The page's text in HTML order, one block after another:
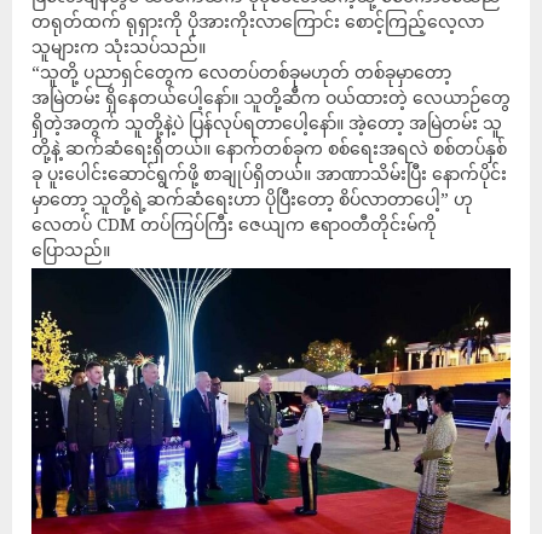
တရုတ်ထက် ရုရှားကို ပိုအားကိုးလာကြောင်း စောင့်ကြည့်လေ့လာ
သူများက သုံးသပ်သည်။
“သူတို့ ပညာရှင်တွေက လေတပ်တစ်ခုမဟုတ် တစ်ခုမှာတော့
အမြဲတမ်း ရှိနေတယ်ပေါ့နော်။ သူတို့ဆီက ဝယ်ထားတဲ့ လေယာဉ်တွေ
ရှိတဲ့အတွက် သူတို့နဲ့ပဲ ပြန်လုပ်ရတာပေါ့နော်။ အဲ့တော့ အမြဲတမ်း သူ
တို့နဲ့ ဆက်ဆံရေးရှိတယ်။ နောက်တစ်ခုက စစ်ရေးအရလဲ စစ်တပ်နှစ်
ခု ပူးပေါင်းဆောင်ရွက်ဖို့ စာချုပ်ရှိတယ်။ အာဏာသိမ်းပြီး နောက်ပိုင်း
မှာတော့ သူတို့ရဲ့ဆက်ဆံရေးဟာ ပိုပြီးတော့ စိပ်လာတာပေါ့” ဟု
လေတပ် CDM တပ်ကြပ်ကြီး ဇေယျက ဧရာဝတီတိုင်းမ်ကို
ပြောသည်။